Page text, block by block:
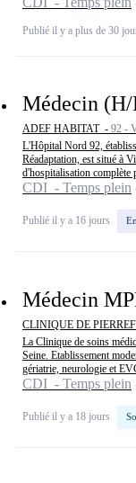
Publié il y a plus de 30
Médecin (H/
ADEF HABITAT - 92 -
L'Hôpital Nord 92,
Réadaptation, est situé à
d'hospitalisation complète
CDI - Temps plein
Publié il y a 16 jours
Médecin
CLINIQUE DE
La Clinique de soins
Seine. Etablissement
gériatrie, neurologie et
CDI - Temps plein
Publié il y a 18 jours